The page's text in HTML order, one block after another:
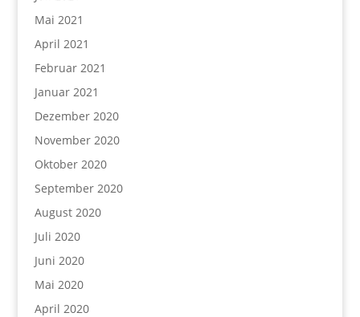
Mai 2021
April 2021
Februar 2021
Januar 2021
Dezember 2020
November 2020
Oktober 2020
September 2020
August 2020
Juli 2020
Juni 2020
Mai 2020
April 2020